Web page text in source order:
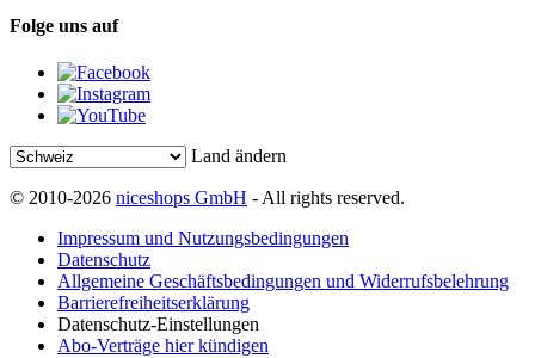
Folge uns auf
Land ändern
© 2010-2026 niceshops GmbH - All rights reserved.
Impressum und Nutzungsbedingungen
Datenschutz
Allgemeine Geschäftsbedingungen und Widerrufsbelehrung
Barrierefreiheitserklärung
Datenschutz-Einstellungen
Abo-Verträge hier kündigen